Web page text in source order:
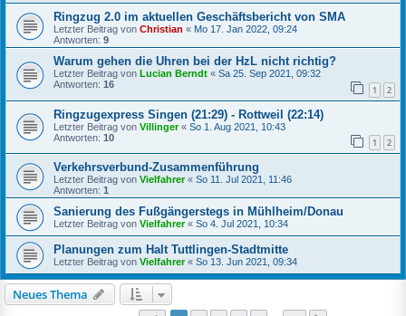
Ringzug 2.0 im aktuellen Geschäftsbericht von SMA
Letzter Beitrag von Christian « Mo 17. Jan 2022, 09:24
Antworten: 9
Warum gehen die Uhren bei der HzL nicht richtig?
Letzter Beitrag von Lucian Berndt « Sa 25. Sep 2021, 09:32
Antworten: 16 1 2
Ringzugexpress Singen (21:29) - Rottweil (22:14)
Letzter Beitrag von Villinger« So 1. Aug 2021, 10:43
Antworten: 10 1 2
Verkehrsverbund-Zusammenführung
Letzter Beitrag von Vielfahrer« So 11. Jul 2021, 11:46
Antworten: 1
Sanierung des Fußgängerstegs in Mühlheim/Donau
Letzter Beitrag von Vielfahrer« So 4. Jul 2021, 10:34
Planungen zum Halt Tuttlingen-Stadtmitte
Letzter Beitrag von Vielfahrer« So 13. Jun 2021, 09:34
Neues Thema